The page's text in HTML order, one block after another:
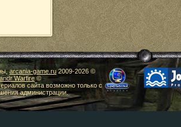
arcania-game.ru2009-2026 ©
Warfire©
сайта возможно только с
администрации.